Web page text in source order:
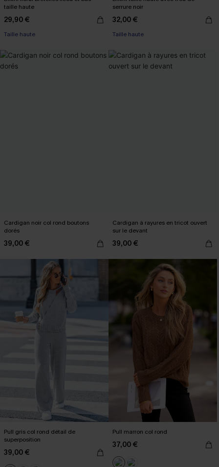
taille haute
29,90 €
Taille haute
serrure noir
32,00 €
Taille haute
Cardigan noir col rond boutons
dorés
39,00 €
Cardigan à rayures en tricot ouvert
sur le devant
39,00 €
Pull gris col rond détail de
superposition
39,00 €
Pull marron col rond
37,00 €